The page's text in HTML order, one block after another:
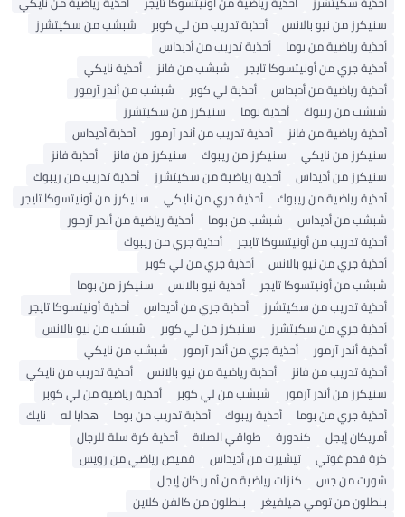
سنيكرز من نيو بالانس
أحذية تدريب من لي كوبر
شبشب من سكيتشرز
أحذية رياضية من بوما
أحذية تدريب من أديداس
أحذية جري من أونيتسوكا تايجر
شبشب من فانز
أحذية نايكي
أحذية رياضية من أديداس
أحذية لي كوبر
شبشب من أندر آرمور
شبشب من ريبوك
أحذية بوما
سنيكرز من سكيتشرز
أحذية رياضية من فانز
أحذية تدريب من أندر آرمور
أحذية أديداس
سنيكرز من نايكي
سنيكرز من ريبوك سنيكرز من فانز
أحذية فانز
سنيكرز من أديداس
أحذية رياضية من سكيتشرز
أحذية تدريب من ريبوك
أحذية رياضية من ريبوك
أحذية جري من نايكي
سنيكرز من أونيتسوكا تايجر
شبشب من أديداس
شبشب من بوما
أحذية رياضية من أندر آرمور
أحذية تدريب من أونيتسوكا تايجر
أحذية جري من ريبوك
أحذية جري من نيو بالانس
أحذية جري من لي كوبر
شبشب من أونيتسوكا تايجر
أحذية نيو بالانس
سنيكرز من بوما
أحذية تدريب من سكيتشرز
أحذية جري من أديداس
أحذية أونيتسوكا تايجر
أحذية جري من سكيتشرز
سنيكرز من لي كوبر
شبشب من نيو بالانس
أحذية أندر آرمور
أحذية جري من أندر آرمور
شبشب من نايكي
أحذية تدريب من فانز
أحذية رياضية من نيو بالانس
أحذية تدريب من نايكي
سنيكرز من أندر آرمور
شبشب من لي كوبر
أحذية رياضية من لي كوبر
أحذية جري من بوما
أحذية ريبوك أحذية تدريب من بوما هدايا له
نايك
أمريكان إيجل
كندورة طواقي الصلاة
أحذية كرة سلة للرجال
كرة قدم غوتي
تيشيرت من أديداس
قميص رياضي من رويس
شورت من جس
كنزات رياضية من أمريكان إيجل
بنطلون من تومي هيلفيغر
بنطلون من كالفن كلاين